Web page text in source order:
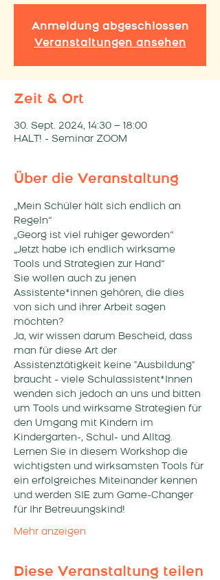
Anmeldung abgeschlossen
Veranstaltungen ansehen
Zeit & Ort
30. Sept. 2024, 14:30 – 18:00
HALT! - Seminar ZOOM
Über die Veranstaltung
„Mein Schüler hält sich endlich an
Regeln“
„Georg ist viel ruhiger geworden“
„Jetzt habe ich endlich wirksame
Tools und Strategien zur Hand“
Sie wollen auch zu jenen
Assistente*innen gehören, die dies
von sich und ihrer Arbeit sagen
möchten?
Ja, wir wissen darum Bescheid, dass
man für diese Art der
Assistenztätigkeit keine "Ausbildung"
braucht - viele Schulassistent*Innen
wenden sich jedoch an uns und bitten
um Tools und wirksame Strategien für
den Umgang mit Kindern im
Kindergarten-, Schul- und Alltag.
Lernen Sie in diesem Workshop die
wichtigsten und wirksamsten Tools für
ein erfolgreiches Miteinander kennen
und werden SIE zum Game-Changer
für Ihr Betreuungskind!
Mehr anzeigen
Diese Veranstaltung teilen